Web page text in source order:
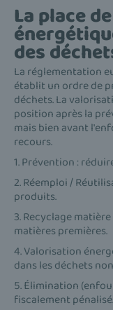
La place
des
La réglementation
établit un ordre de
déchets. La
position après la
mais bien avant
recours.
1. Prévention :
2. Réemploi /
produits.
3. Recyclage
matières premières.
4. Valorisation
dans les déchets
5. Élimination
fiscalement pénalisé.